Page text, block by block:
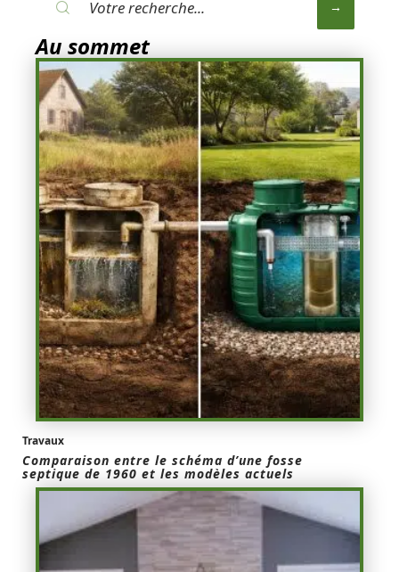
Au sommet
Travaux
Comparaison entre le schéma d’une fosse
septique de 1960 et les modèles actuels